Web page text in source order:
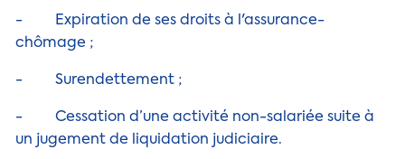
- Expiration de ses droits à l'assurance-
chômage ;
- Surendettement ;
- Cessation d’une activité non-salariée suite à
un jugement de liquidation judiciaire.